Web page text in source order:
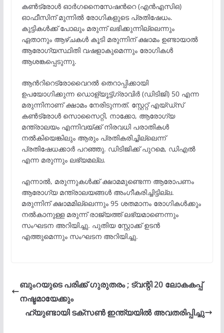
കൺട്രോൾ ഓർഗനൈസേഷന്‍റെ (എൻഎസിഒ)
ഓഫീസിന് മുന്നിൽ രോഗികളുടെ പ്രതിഷേധം.
കുട്ടികൾക്ക് പോലും മരുന്ന് ലഭിക്കുന്നില്ലെന്നും
ഏതാനും ആഴ്ചകൾ കൂടി മരുന്നിന് ക്ഷാമം ഉണ്ടായാൽ
ആരോഗ്യസ്ഥിതി വഷളാകുമെന്നും രോഗികൾ
ആശങ്കപ്പെടുന്നു.
ആന്‍റിറെട്രോവൈറൽ തെറാപ്പിക്കായി
ഉപയോഗിക്കുന്ന ഡൊള്യൂട്ട്ഗ്രാവിർ (ഡിടിജി) 50 എന്ന
മരുന്നിനാണ് ക്ഷാമം നേരിടുന്നത്. സ്റ്റേറ്റ് എയ്ഡ്സ്
കൺട്രോൾ സൊസൈറ്റി, നാക്കോ, ആരോഗ്യ
മന്ത്രാലയം എന്നിവയ്ക്ക് നിരവധി പരാതികൾ
നൽകിയെങ്കിലും ആരും പ്രതികരിച്ചില്ലെന്ന്
പ്രതിഷേധക്കാർ പറഞ്ഞു. ഡിടിജിക്ക് പുറമെ, ഡിഎൽ
എന്ന മരുന്നും ലഭ്യമല്ല.
എന്നാൽ, മരുന്നുകൾക്ക് ക്ഷാമമുണ്ടെന്ന ആരോപണം
ആരോഗ്യ മന്ത്രാലയങ്ങൾ അംഗീകരിച്ചിട്ടില്ല.
മരുന്നിന് ക്ഷാമമില്ലെന്നും 95 ശതമാനം രോഗികൾക്കും
നൽകാനുള്ള മരുന്ന് രാജ്യത്ത് ലഭ്യമാണെന്നും
സംഘടന അറിയിച്ചു. പുതിയ സ്റ്റോക്ക് ഉടൻ
എത്തുമെന്നും സംഘടന അറിയിച്ചു.
ബുംറയുടെ പരിക്ക് ഗുരുതരം ; ട്വന്റി 20 ലോകകപ്പ്
നഷ്ടമായേക്കും
ഹ്യുണ്ടായി ടക്സൺ ഇന്ത്യയിൽ അവതരിപ്പിച്ചു